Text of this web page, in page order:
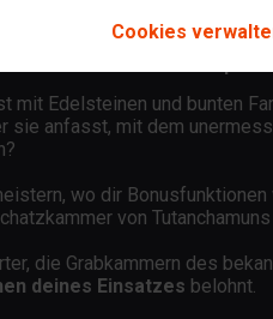
Reichtümer verspricht
Edelsteinen und bunten
anfasst, mit dem
wo dir Bonusfunktionen
von Tutanchamuns
die Grabkammern des
deines Einsatzes belohnt.
Cookies